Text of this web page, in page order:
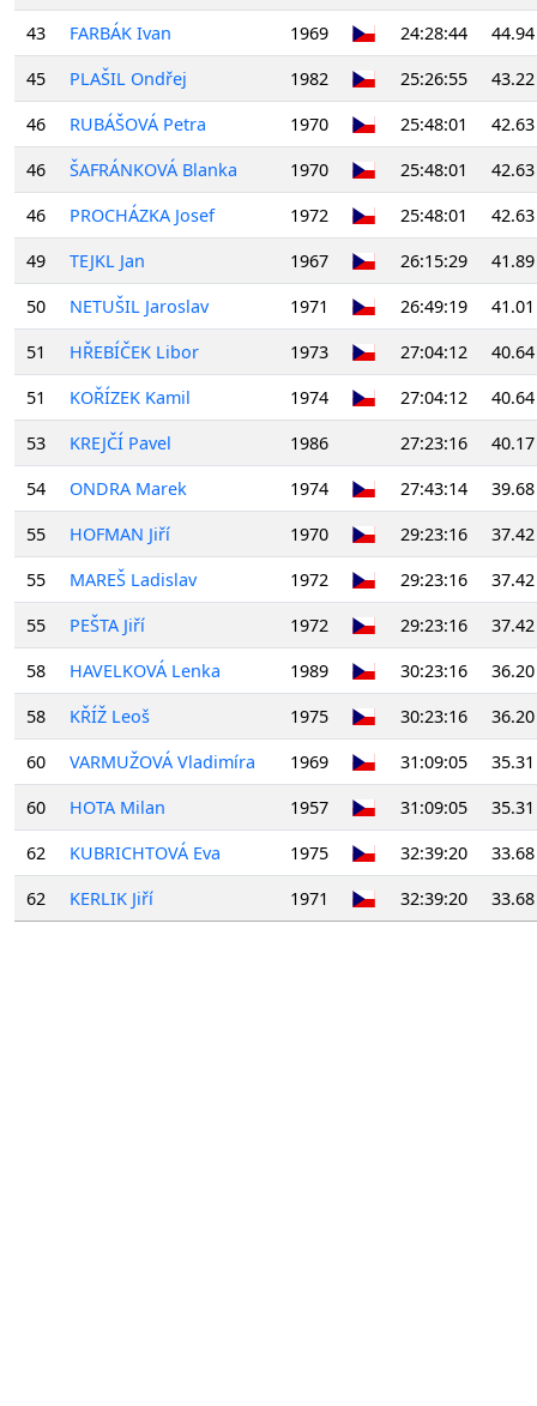
43
FARBÁK Ivan 1969 24:28:44
44.94
45
PLAŠIL Ondřej 1982 25:26:55
43.22
46
RUBÁŠOVÁ Petra 1970 25:48:01
42.63
46
ŠAFRÁNKOVÁ Blanka 1970 25:48:01
42.63
46
PROCHÁZKA Josef 1972 25:48:01
42.63
49
TEJKL Jan 1967 26:15:29
41.89
50
NETUŠIL Jaroslav 1971 26:49:19
41.01
51
HŘEBÍČEK Libor 1973 27:04:12
40.64
51
KOŘÍZEK Kamil 1974 27:04:12
40.64
53
KREJČÍ Pavel 1986 27:23:16
40.17
54
ONDRA Marek 1974 27:43:14
39.68
55
HOFMAN Jiří 1970 29:23:16
37.42
55
MAREŠ Ladislav 1972 29:23:16
37.42
55
PEŠTA Jiří 1972 29:23:16
37.42
58
HAVELKOVÁ Lenka 1989 30:23:16
36.20
58
KŘÍŽ Leoš 1975 30:23:16
36.20
60
VARMUŽOVÁ Vladimíra 1969 31:09:05
35.31
60
HOTA Milan 1957 31:09:05
35.31
62
KUBRICHTOVÁ Eva 1975 32:39:20
33.68
62
KERLIK Jiří 1971 32:39:20 33.68